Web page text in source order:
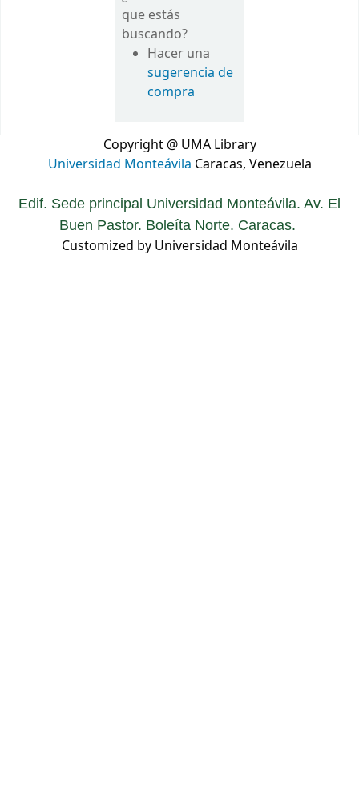
que estás
buscando?
Hacer una
sugerencia de
compra
Copyright @ UMA Library
Universidad Monteávila Caracas, Venezuela
Edif. Sede principal Universidad Monteávila. Av. El
Buen Pastor. Boleíta Norte. Caracas.
Customized by Universidad Monteávila